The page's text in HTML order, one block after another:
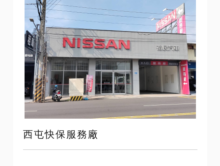
西屯快保服務廠